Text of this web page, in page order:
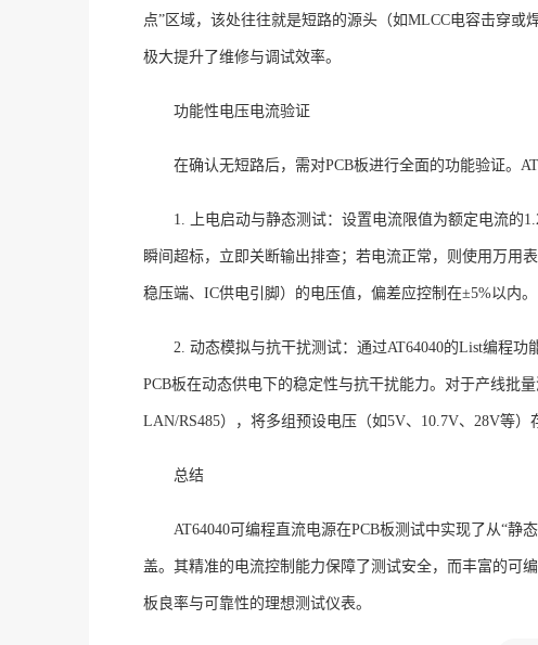
点”区域，该处往往就是短路的源头（如MLCC电容击穿或
极大提升了维修与调试效率。
功能性电压电流验证
在确认无短路后，需对PCB板进行全面的功能验证。
1. 上电启动与静态测试：设置电流限值为额定电流的
瞬间超标，立即关断输出排查；若电流正常，则使用万用
稳压端、IC供电引脚）的电压值，偏差应控制在±5%以内。
2. 动态模拟与抗干扰测试：通过AT64040的List编程功
PCB板在动态供电下的稳定性与抗干扰能力。对于产线批
LAN/RS485），将多组预设电压（如5V、10.7V、28V等
总结
AT64040可编程直流电源在PCB板测试中实现了从“静
盖。其精准的电流控制能力保障了测试安全，而丰富的可
板良率与可靠性的理想测试仪表。